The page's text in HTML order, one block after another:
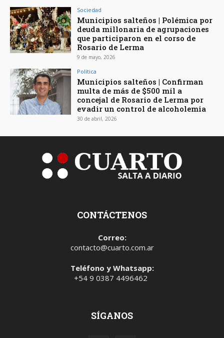
Sociedad
Municipios salteños | Polémica por
deuda millonaria de agrupaciones
que participaron en el corso de
Rosario de Lerma
9 de mayo, 2026
Política
Municipios salteños | Confirman
multa de más de $500 mil a
concejal de Rosario de Lerma por
evadir un control de alcoholemia
30 de abril, 2026
CONTÁCTENOS
Correo:
contacto@cuarto.com.ar
Teléfono y Whatsapp:
+54 9 0387 4496462
SÍGANOS